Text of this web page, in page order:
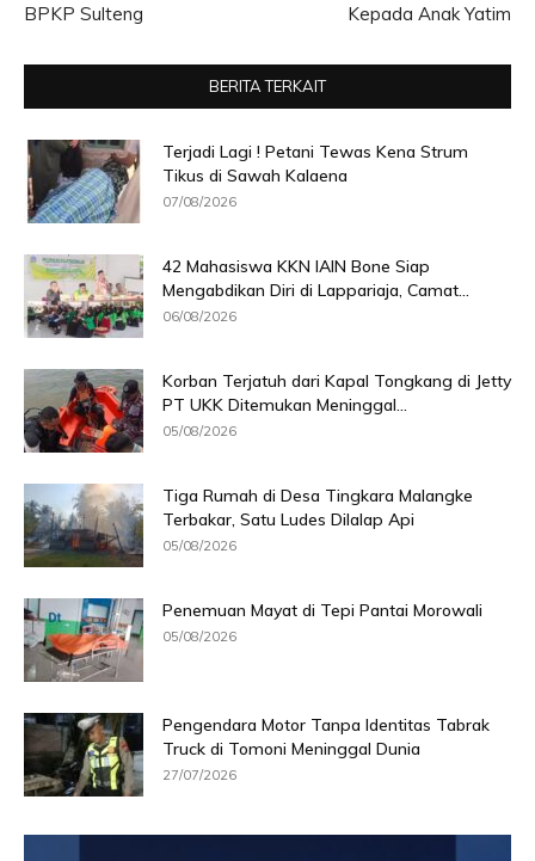
BPKP Sulteng Kepada Anak Yatim
BERITA TERKAIT
Terjadi Lagi ! Petani Tewas Kena Strum
Tikus di Sawah Kalaena
07/08/2026
42 Mahasiswa KKN IAIN Bone Siap
Mengabdikan Diri di Lappariaja, Camat...
06/08/2026
Korban Terjatuh dari Kapal Tongkang di Jetty
PT UKK Ditemukan Meninggal...
05/08/2026
Tiga Rumah di Desa Tingkara Malangke
Terbakar, Satu Ludes Dilalap Api
05/08/2026
Penemuan Mayat di Tepi Pantai Morowali
05/08/2026
Pengendara Motor Tanpa Identitas Tabrak
Truck di Tomoni Meninggal Dunia
27/07/2026